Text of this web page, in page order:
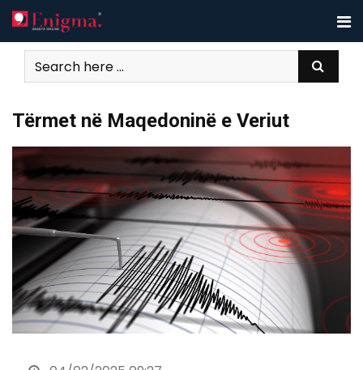
Skip
to
content
Tërmet në Maqedoninë e Veriut